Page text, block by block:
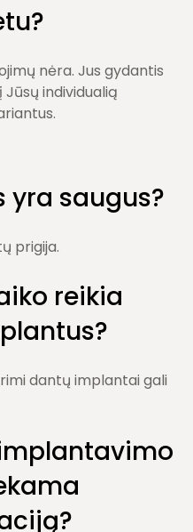
nėra. Jus gydantis
individualią
saugus?
prigija.
reikia
dantų implantai gali